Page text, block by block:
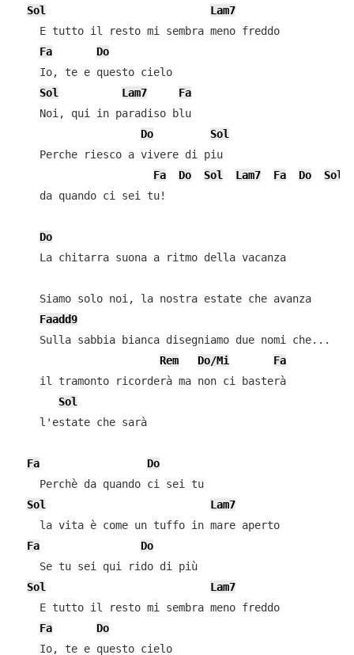
Sol
Lam7
    E tutto il resto mi sembra meno freddo
Fa
Do
    Io, te e questo cielo
Sol
Lam7
Fa
    Noi, qui in paradiso blu
Do
Sol
    Perche riesco a vivere di piu
Fa
Do Sol Lam7 Fa Do
Sol
    da quando ci sei tu!
Do
    La chitarra suona a ritmo della vacanza
    Siamo solo noi, la nostra estate che avanza
Faadd9
    Sulla sabbia bianca disegniamo due nomi che...
Rem
Do/Mi
Fa
    il tramonto ricorderà ma non ci basterà
Sol
    l'estate che sarà
Fa
Do
    Perchè da quando ci sei tu
Sol
Lam7
    la vita è come un tuffo in mare aperto
Fa
Do
    Se tu sei qui rido di più
Sol
Lam7
    E tutto il resto mi sembra meno freddo
Fa
Do
    Io, te e questo cielo